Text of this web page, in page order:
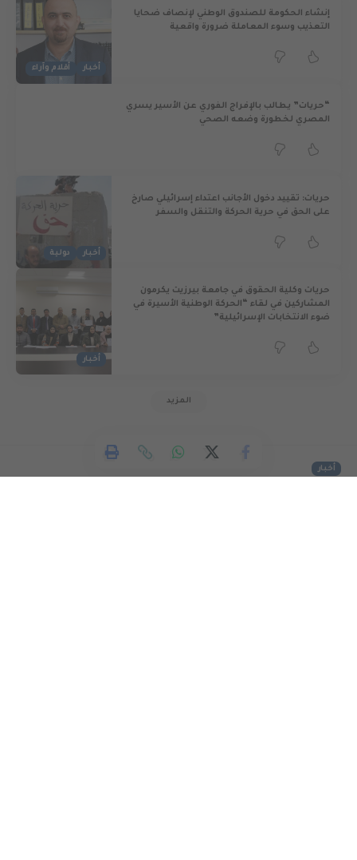
أخبار أقلام وآراء
إنشاء الحكومة للصندوق الوطني لإنصاف ضحايا
التعذيب وسوء المعاملة ضرورة واقعية
“حريات” يطالب بالإفراج الفوري عن الأسير يسري
المصري لخطورة وضعه الصحي
أخبار دولية
حريات: تقييد دخول الأجانب اعتداء إسرائيلي صارخ
على الحق في حرية الحركة والتنقل والسفر
أخبار
حريات وكلية الحقوق في جامعة بيرزيت يكرمون
المشاركين في لقاء “الحركة الوطنية الأسيرة في
ضوء الانتخابات الإسرائيلية”
المزيد
أخبار